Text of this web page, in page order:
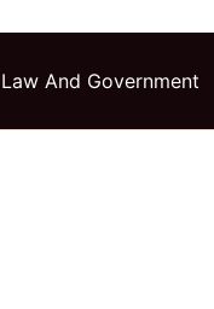
Law And Government